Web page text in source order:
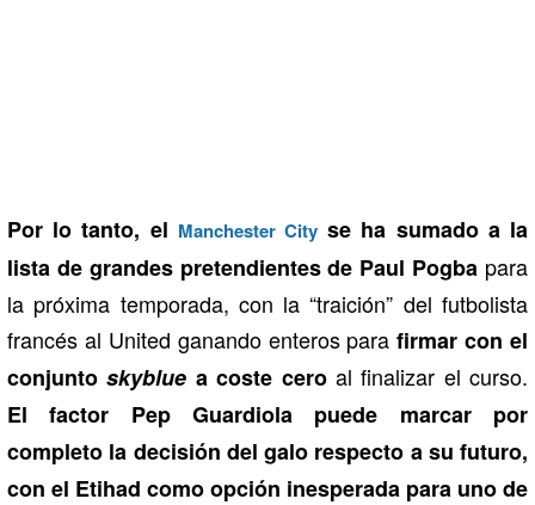
Por lo tanto, el Manchester City se ha sumado a la
lista de grandes pretendientes de Paul Pogba para
la próxima temporada, con la “traición” del futbolista
francés al United ganando enteros parafirmar con el
conjuntoskyblue a coste ceroal finalizar el curso.
El factor Pep Guardiola puede marcar por
completo la decisión del galo respecto a su futuro,
con el Etihad como opción inesperada para uno de